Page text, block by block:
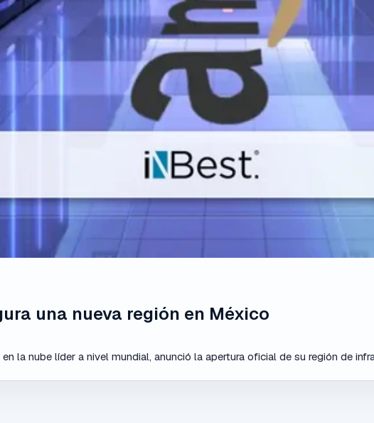
una nueva región en México
la nube líder a nivel mundial, anunció la apertura oficial de su región de